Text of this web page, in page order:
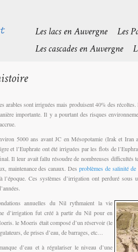
arables sont irriguées mais produisent 40% des
importante. Il y a pourtant des risques
5000 ans avant JC en Mésopotamie (Irak et Iran
et l’Euphrate ont été irriguées par les flots de
Il leur avait fallu résoudre de nombreuses difficultés
maintenance des canaux. Des problèmes de salinité de
l’époque. Ces systèmes d’irrigation ont perduré sous
annuelles du Nil rythmaient la vie
d’irrigation fut créé à partir du Nil pour en
le Moeris était composé d’un réservoir (le
de prises d’eau, de barrages, etc…
d’eau et à régulariser le niveau d’une